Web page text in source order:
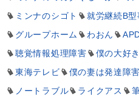
ミンナのシゴト
就労継続B
グループホーム
わおん
聴覚情報処理障害
僕の大好
東海テレビ
僕の妻は発達障害
ノートラブル
ライクアス